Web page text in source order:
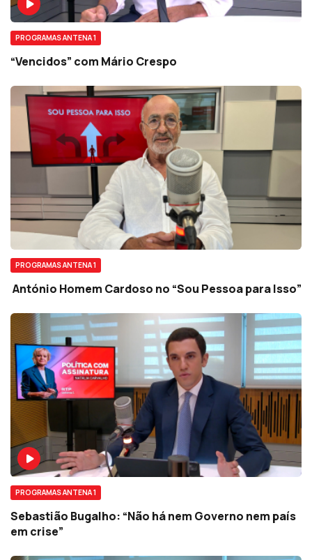
PROGRAMAS ANTENA 1
“Vencidos” com Mário Crespo
PROGRAMAS ANTENA 1
António Homem Cardoso no “Sou Pessoa para Isso”
PROGRAMAS ANTENA 1
Sebastião Bugalho: “Não há nem Governo nem país
em crise”